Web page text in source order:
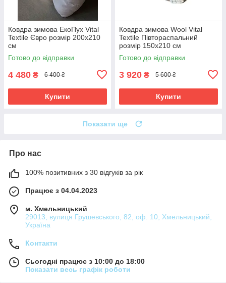
Ковдра зимова ЕкоПух Vital
Textile Євро розмір 200х210
см
Готово до відправки
4 480 ₴ 6 400 ₴
Купити
Ковдра зимова Wool Vital
Textile Півтораспальний
розмір 150х210 см
Готово до відправки
3 920 ₴ 5 600 ₴
Купити
Показати ще
Про нас
100% позитивних з 30 відгуків за рік
Працює з 04.04.2023
м. Хмельницький
29013, вулиця Грушевського, 82, оф. 10, Хмельницький,
Україна
Контакти
Сьогодні працює з 10:00 до 18:00
Показати весь графік роботи